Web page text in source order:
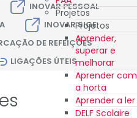
Projetos
Projetos
Aprender,
superar e
melhorar
Aprender com
a horta
Aprender a ler
DELF Scolaire
INOVAR PESSOAL
INOVAR SIGE
DE REFEIÇÕES
LIGAÇÕES ÚTEIS